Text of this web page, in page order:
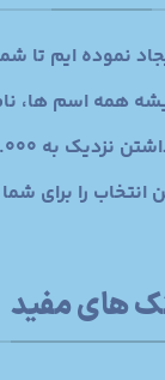
نموده ایم تا
همه اسم ها،
انتخاب را برای
های مفید